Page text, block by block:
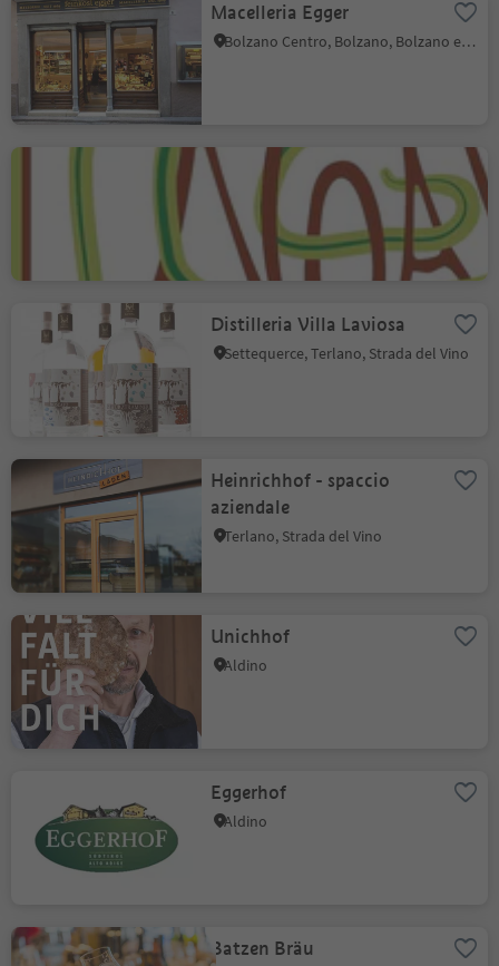
Macelleria Egger
Bolzano Centro, Bolzano, Bolzano e dintorni
Noàl Azienda Agricola
Biologica
Salorno, Strada del Vino
Distilleria Villa Laviosa
Settequerce, Terlano, Strada del Vino
Heinrichhof - spaccio
aziendale
Terlano, Strada del Vino
Unichhof
Aldino
Eggerhof
Aldino
Batzen Bräu